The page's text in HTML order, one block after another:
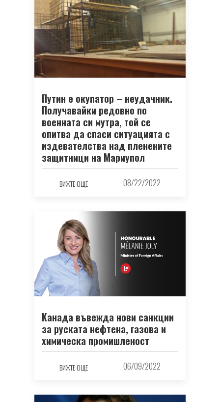
Путин е окупатор – неудачник.
Получавайки редовно по
военната си мутра, той се
опитва да спаси ситуацията с
издевателства над пленените
защитници на Мариупол
ВИЖТЕ ОЩЕ 08/22/2022
Канада въвежда нови санкции
за руската нефтена, газова и
химическа промишленост
ВИЖТЕ ОЩЕ 06/09/2022